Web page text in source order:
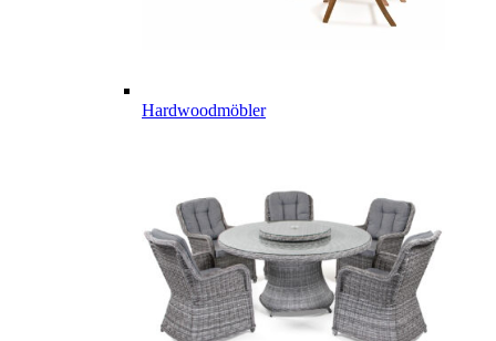
Hardwoodmöbler